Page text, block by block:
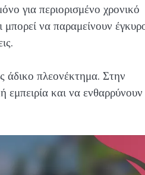
για περιορισμένο χρονικό
να παραμείνουν
άδικο πλεονέκτημα. Στην
εμπειρία και να